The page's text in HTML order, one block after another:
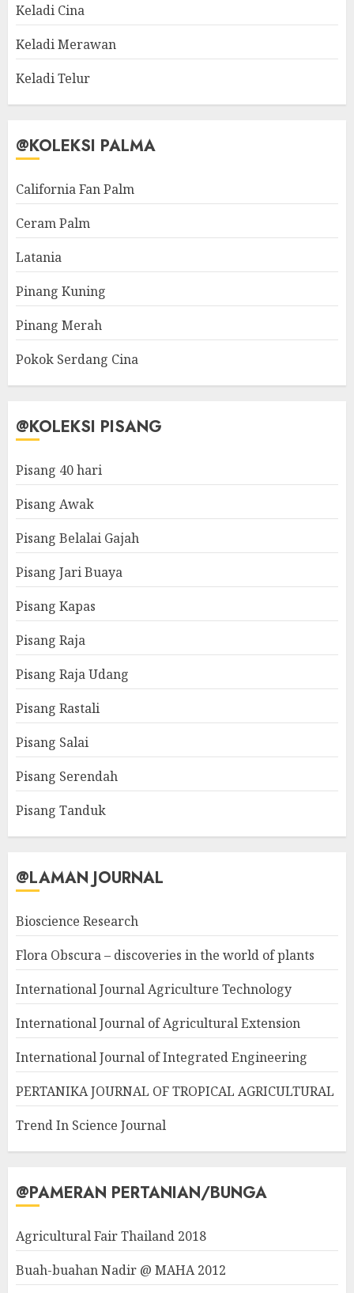
Keladi Cina
Keladi Merawan
Keladi Telur
@KOLEKSI PALMA
California Fan Palm
Ceram Palm
Latania
Pinang Kuning
Pinang Merah
Pokok Serdang Cina
@KOLEKSI PISANG
Pisang 40 hari
Pisang Awak
Pisang Belalai Gajah
Pisang Jari Buaya
Pisang Kapas
Pisang Raja
Pisang Raja Udang
Pisang Rastali
Pisang Salai
Pisang Serendah
Pisang Tanduk
@LAMAN JOURNAL
Bioscience Research
Flora Obscura – discoveries in the world of plants
International Journal Agriculture Technology
International Journal of Agricultural Extension
International Journal of Integrated Engineering
PERTANIKA JOURNAL OF TROPICAL AGRICULTURAL
Trend In Science Journal
@PAMERAN PERTANIAN/BUNGA
Agricultural Fair Thailand 2018
Buah-buahan Nadir @ MAHA 2012